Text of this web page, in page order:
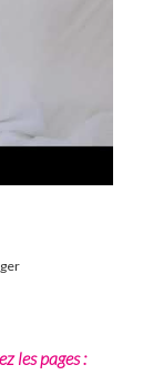
les pages :